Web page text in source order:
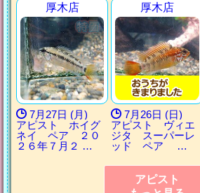
厚木店
7月27日 (月)
アピスト ホイグ
ネイ ペア ２０
２６年７月２ …
厚木店
7月26日 (日)
アピスト ヴィエ
ジタ スーパーレ
ッド ペア …
アピスト